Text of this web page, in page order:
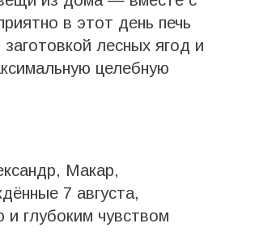
в этот день печь
лесных ягод и
целебную
Макар,
7 августа,
глубоким чувством